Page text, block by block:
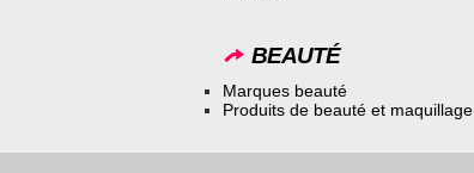
BEAUTÉ
Marques beauté
Produits de beauté et maquillage